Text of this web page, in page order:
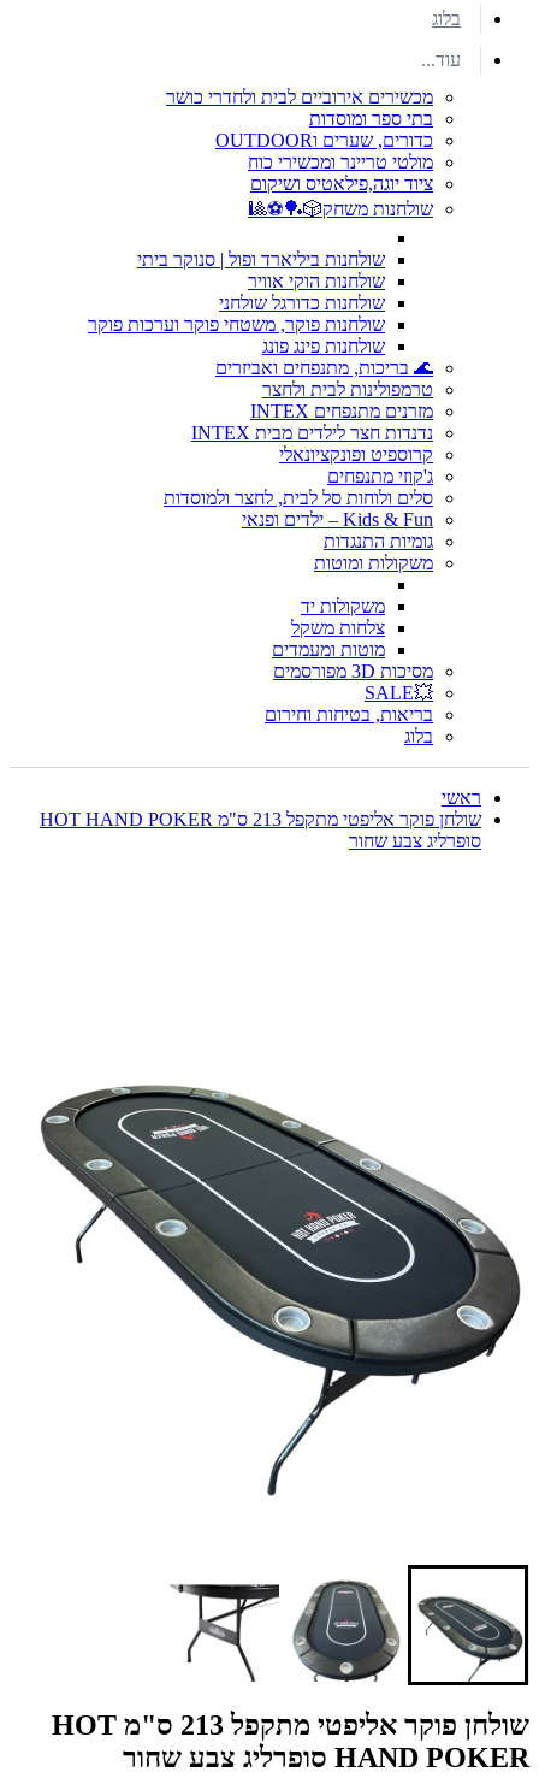
בלוג
עוד...
מכשירים אירוביים לבית ולחדרי כושר
בתי ספר ומוסדות
כדורים, שערים וOUTDOOR
מולטי טריינר ומכשירי כוח
ציוד יוגה,פילאטיס ושיקום
שולחנות משחק🎲🏓⚽🎱
שולחנות ביליארד ופול | סנוקר ביתי
שולחנות הוקי אוויר
שולחנות כדורגל שולחני
שולחנות פוקר, משטחי פוקר וערכות פוקר
שולחנות פינג פונג
🌊 בריכות, מתנפחים ואביזרים
טרמפולינות לבית ולחצר
מזרנים מתנפחים INTEX
נדנדות חצר לילדים מבית INTEX
קרוספיט ופונקציונאלי
ג'קוזי מתנפחים
סלים ולוחות סל לבית, לחצר ולמוסדות
Kids & Fun – ילדים ופנאי
גומיות התנגדות
משקולות ומוטות
משקולות יד
צלחות משקל
מוטות ומעמדים
מסיכות 3D מפורסמים
💥SALE
בריאות, בטיחות וחירום
בלוג
ראשי
שולחן פוקר אליפטי מתקפל 213 ס"מ HOT HAND POKER
סופרליג צבע שחור
שולחן פוקר אליפטי מתקפל 213 ס"מ HOT
HAND POKER סופרליג צבע שחור